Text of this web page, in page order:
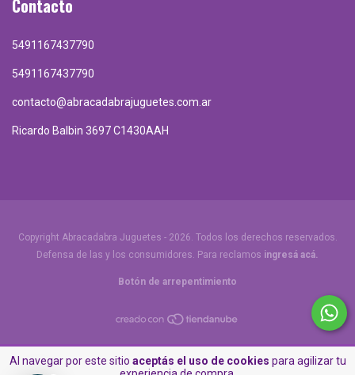
Al navegar por este sitio aceptás el uso de cookies para agilizar tu
Contacto
5491167437790
5491167437790
contacto@abracadabrajuguetes.com.ar
Ricardo Balbin 3697 C1430AAH
Copyright Abracadabra Juguetes - 2026. Todos los derechos reservados.
Defensa de las y los consumidores. Para reclamos ingresá acá.
Botón de arrepentimiento